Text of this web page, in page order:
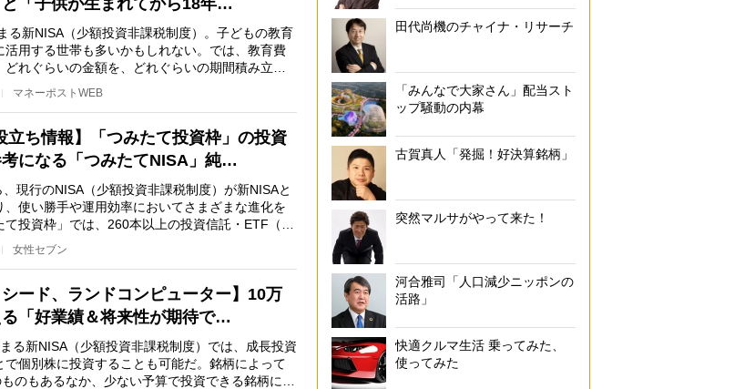
「子供が生まれてから18年…
新NISA（少額投資非課税制度）。子どもの教育
活用する世帯も多いかもしれない。では、教育費
れぐらいの金額を、どれぐらいの期間積み立て
マネーポストWEB
立ち情報】「つみたて投資枠」の投資
になる「つみたてNISA」純…
現行のNISA（少額投資非課税制度）が新NISAと
、使い勝手や運用効率においてさまざまな進化を
投資枠」では、260本以上の投資信託・ETF（上
象商…
女性セブン
シード、ランドコンピューター】10万
る「好業績＆将来性が期待で…
る新NISA（少額投資非課税制度）では、成長投資
で個別株に投資することも可能だ。銘柄によって
のもあるなか、少ない予算で投資できる銘柄には
田代尚機のチャイナ・リサーチ
「みんなで大家さん」配当スト
ップ騒動の内幕
古賀真人「発掘！好決算銘柄」
突然マルサがやって来た！
河合雅司「人口減少ニッポンの
活路」
快適クルマ生活 乗ってみた、
使ってみた